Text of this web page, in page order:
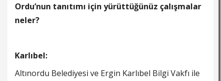
Ordu’nun tanıtımı için yürüttüğünüz çalışmalar
neler?
Karlıbel:
Altınordu Belediyesi ve Ergin Karlıbel Bilgi Vakfı ile